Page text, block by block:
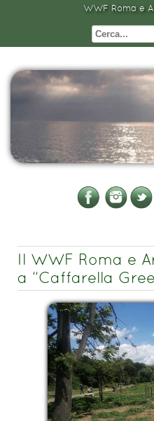
WWF Roma e
Il WWF Roma e
a “Caffarella